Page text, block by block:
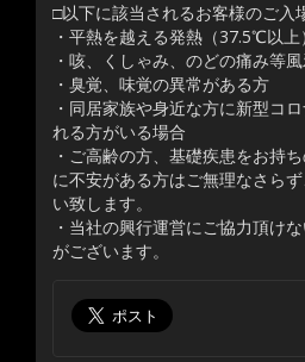
□以下に該当されるお客様のご入
・平熱を越える発熱（37.5℃以上）
・咳、くしゃみ、のどの痛み等
・臭覚、味覚の異常がある方
・同居家族や身近な方に新型コ
れる方がいる場合
・ご高齢の方、基礎疾患をお持
に不安がある方はご無理なさら
い致します。
・当社の興行運営にご協力頂け
がございます。